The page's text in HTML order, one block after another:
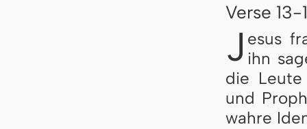
Verse
J esus
ihn
die
und
wah­re